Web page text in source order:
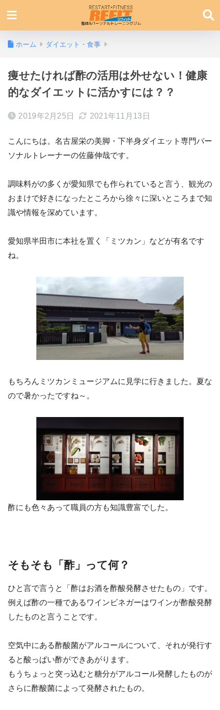
ホーム ダイエット・食事
痩せたければ酢の活用は外せない！健康
的なダイエットに活かすには？？
2019年2月25日 2021年11月13日
こんにちは。名古屋栄の美脚・下半身ダイエット専門パー
ソナルトレーナーの佐藤伸哉です。
調味料がの多くが愛知県でも作られていると言う、観光の
おまけで好きになったところから徐々に深いところまで知
識や情報を深めています。
愛知県半田市に本社を置く「ミツカン」などが有名です
ね。
もちろんミツカンミュージアムに見学に行きました。夏な
ので暑かったですね～。
酢にも色々あって職員の方も知識豊富でした。
そもそも「酢」って何？
ひと言で言うと「酢はお酒を酢酸発酵させたもの」です。
例えば酢の一種であるワインビネガーはワインが酢酸発酵
したものと言うことです。
空気中にある酢酸菌がアルコールについて、それが発行す
ると酸っぱい酢ができあがります。
もうちょっと突っ込むと糖分がアルコール発酵したものが
さらに酢酸菌によって発酵されたもの。